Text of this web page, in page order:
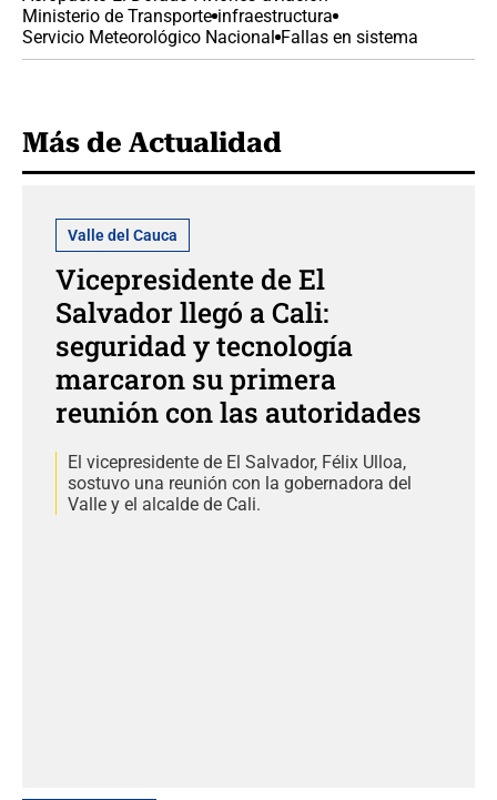
Ministerio de Transporte infraestructura
Servicio Meteorológico Nacional
Fallas en sistema
Más de Actualidad
Valle del Cauca
Vicepresidente de El
Salvador llegó a Cali:
seguridad y tecnología
marcaron su primera
reunión con las autoridades
El vicepresidente de El Salvador, Félix Ulloa,
sostuvo una reunión con la gobernadora del
Valle y el alcalde de Cali.